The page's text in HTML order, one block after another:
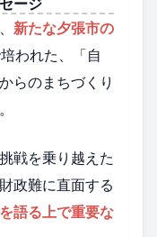
新たな夕張市の
われた、「自
らのまちづくり
戦を乗り越えた
政難に直面する
語る上で重要な